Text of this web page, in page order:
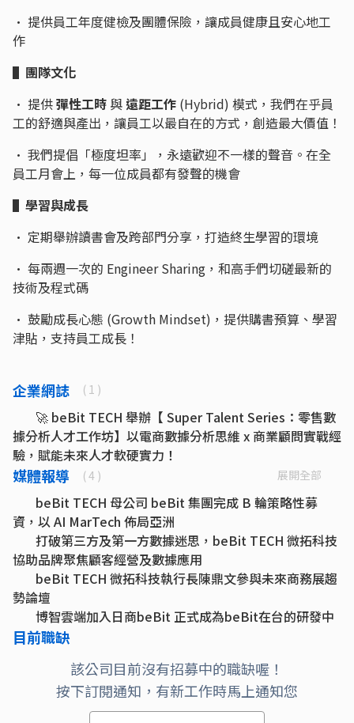
• 提供員工年度健檢及團體保險，讓成員健康且安心地工
作
▌團隊文化
• 提供彈性工時 與遠距工作 (Hybrid) 模式，我們在乎員
工的舒適與產出，讓員工以最自在的方式，創造最大價值！
• 我們提倡「極度坦率」，永遠歡迎不一樣的聲音。在全
員工月會上，每一位成員都有發聲的機會
▌學習與成長
• 定期舉辦讀書會及跨部門分享，打造終生學習的環境
• 每兩週一次的 Engineer Sharing，和高手們切磋最新的
技術及程式碼
• 鼓勵成長心態 (Growth Mindset)，提供購書預算、學習
津貼，支持員工成長！
企業網誌 ( 1 )
🚀 beBit TECH 舉辦【 Super Talent Series：零售數
據分析人才工作坊】以電商數據分析思維 x 商業顧問實戰經
驗，賦能未來人才軟硬實力！
媒體報導 ( 4 ) 展開全部
beBit TECH 母公司 beBit 集團完成 B 輪策略性募
資，以 AI MarTech 佈局亞洲
打破第三方及第一方數據迷思，beBit TECH 微拓科技
協助品牌聚焦顧客經營及數據應用
beBit TECH 微拓科技執行長陳鼎文參與未來商務展趨
勢論壇
博智雲端加入日商beBit 正式成為beBit在台的研發中
心！
目前職缺
該公司目前沒有招募中的職缺喔！
按下訂閱通知，有新工作時馬上通知您